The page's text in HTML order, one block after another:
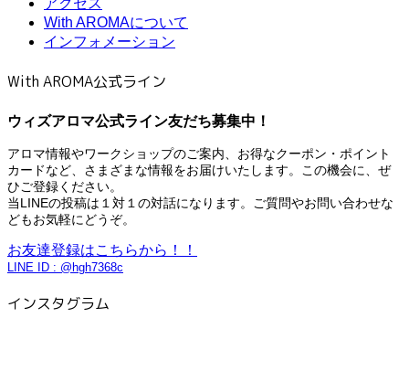
アクセス
With AROMAについて
インフォメーション
With AROMA公式ライン
ウィズアロマ公式ライン友だち募集中！
アロマ情報やワークショップのご案内、お得なクーポン・ポイント
カードなど、さまざまな情報をお届けいたします。この機会に、ぜ
ひご登録ください。
当LINEの投稿は１対１の対話になります。ご質問やお問い合わせな
どもお気軽にどうぞ。
お友達登録はこちらから！！
LINE ID : @hgh7368c
インスタグラム